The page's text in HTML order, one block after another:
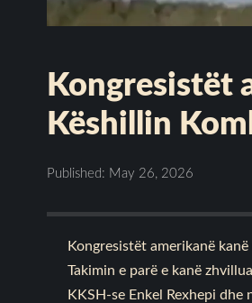
Kongresistët
Këshillin
Published: May 26, 2026
Kongresistët amerikanë
Takimin e parë e kanë
KKSH-se Enkel Rexhepi